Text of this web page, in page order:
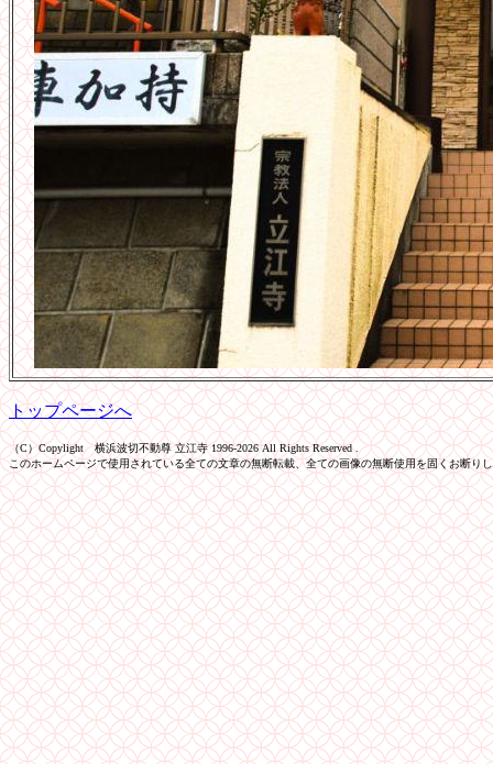
トップページへ
（C）Copylight 横浜波切不動尊 立江寺 1996-2026 All Rights Reserved .
このホームページで使用されている全ての文章の無断転載、全ての画像の無断使用を固くお断り